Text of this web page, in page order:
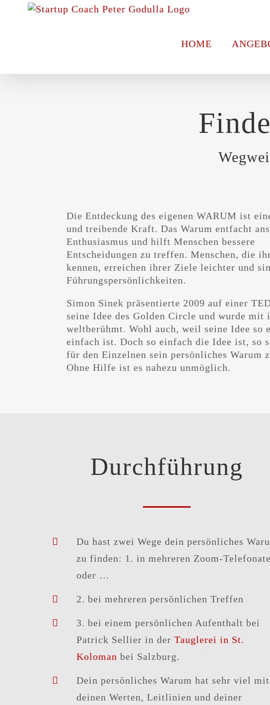
HOME
Die Entdeckung des eigenen WARUM ist
und treibende Kraft. Das Warum entfacht
Enthusiasmus und hilft Menschen bessere
Entscheidungen zu treffen. Menschen, die
kennen, erreichen ihrer Ziele leichter und
Führungspersönlichkeiten.
Simon Sinek präsentierte 2009 auf einer
seine Idee des Golden Circle und wurde mit
weltberühmt. Wohl auch, weil seine Idee so
einfach ist. Doch so einfach die Idee ist, so
für den Einzelnen sein persönliches Warum
Ohne Hilfe ist es nahezu unmöglich.
Durchführung
Du hast zwei Wege dein persönliches
zu finden: 1. in mehreren Zoom-
oder …
2. bei mehreren persönlichen Treffen
3. bei einem persönlichen Aufenthalt bei
Patrick Sellier in derTauglerei in St.
Koloman bei Salzburg.
Deinpersönliches Warum hat sehr viel mit
deinenWerten,Leitlinien und deiner